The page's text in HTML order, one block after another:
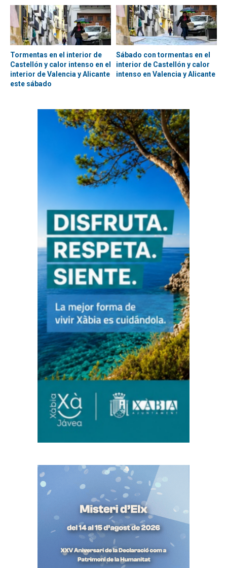
Tormentas en el interior de
Castellón y calor intenso en el
interior de Valencia y Alicante
este sábado
Sábado con tormentas en el
interior de Castellón y calor
intenso en Valencia y Alicante